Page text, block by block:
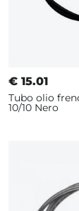
€ 15.01
Tubo olio
10/10 Nero